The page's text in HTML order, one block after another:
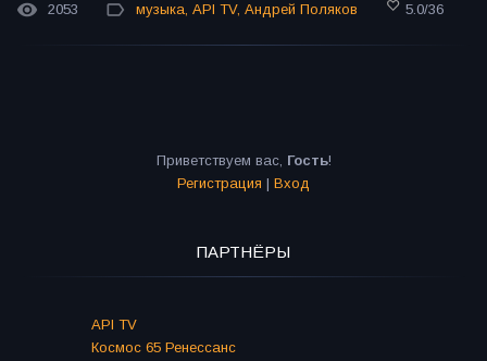
2053 музыка, API TV, Андрей Поляков 5.0/36
Приветствуем вас, Гость!
Регистрация | Вход
ПАРТНЁРЫ
API TV
Космос 65 Ренессанс